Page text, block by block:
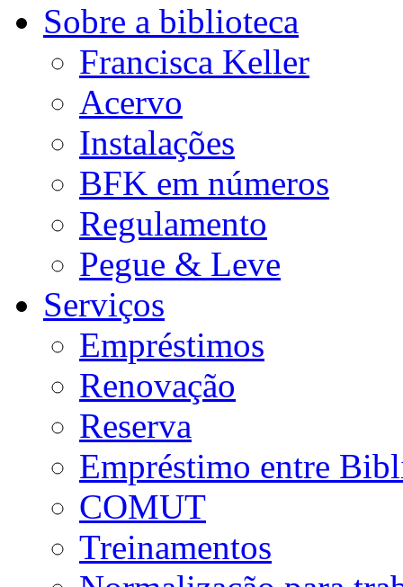
Sobre a biblioteca
Francisca Keller
Acervo
Instalações
BFK em números
Regulamento
Pegue & Leve
Serviços
Empréstimos
Renovação
Reserva
Empréstimo entre
COMUT
Treinamentos